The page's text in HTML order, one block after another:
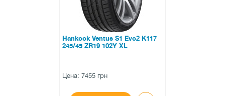
Hankook Ventus S1 Evo2 K117
245/45 ZR19 102Y XL
Цена: 7455 грн